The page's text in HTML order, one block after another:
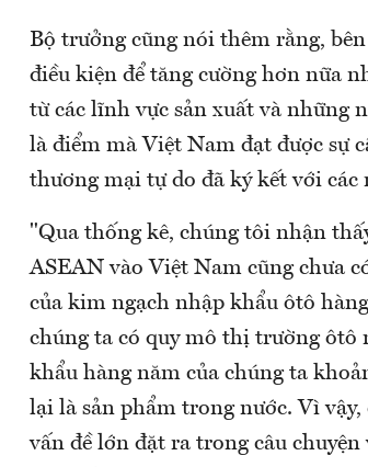
Bộ trưởng cũng nói thêm rằng,
điều kiện để tăng cường hơn nữa
từ các lĩnh vực sản xuất và những
là điểm mà Việt Nam đạt được sự
thương mại tự do đã ký kết với các
"Qua thống kê, chúng tôi nhận
ASEAN vào Việt Nam cũng chưa
của kim ngạch nhập khẩu ôtô
chúng ta có quy mô thị trường ôtô
khẩu hàng năm của chúng ta
lại là sản phẩm trong nước. Vì
vấn đề lớn đặt ra trong câu